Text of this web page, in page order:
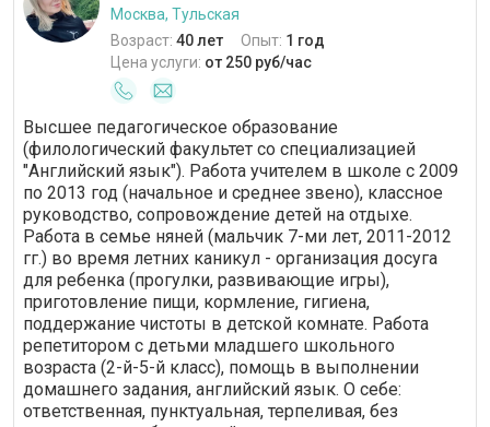
Викторовна предоставила все
необходимые документы. Мы
договорились о графике работы
среда-четверг с 9.00 до 17.30, так
как няня работает еще в двух
осуществляла уход за ребенком
(гигиена, кормление, прогулки,
контроль безопасности и т. д.) и
развитие по возрасту (музыка,
танцы, чтение и т. д.). Няня с
большим опытом и понимает, как
совладать с малышом даже в
стрессовых ситуациях. За время
работы она ни разу не повысила
голос на ребенка. Дочь утром
встречала няню с улыбкой. Инна
Викторовна всегда шла мне
навстречу, если необходимо было
прийти раньше или задержаться. В
дополнительных
болели, чётко
предписания
были с ней, я была
спокойна, что
правильно.
благодарность.
Москва, Тульская
Возраст: 40 лет Опыт: 1 год
Цена услуги: от 250 руб/час
Высшее педагогическое образование
(филологический факультет со специализацией
"Английский язык"). Работа учителем в школе с 2009
по 2013 год (начальное и среднее звено), классное
руководство, сопровождение детей на отдыхе.
Работа в семье няней (мальчик 7-ми лет, 2011-2012
гг.) во время летних каникул - организация досуга
для ребенка (прогулки, развивающие игры),
приготовление пищи, кормление, гигиена,
поддержание чистоты в детской комнате. Работа
репетитором с детьми младшего школьного
возраста (2-й-5-й класс), помощь в выполнении
домашнего задания, английский язык. О себе:
ответственная, пунктуальная, терпеливая, без